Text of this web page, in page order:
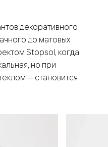
декоративного
до матовых
Stopsol, когда
но при
— становится